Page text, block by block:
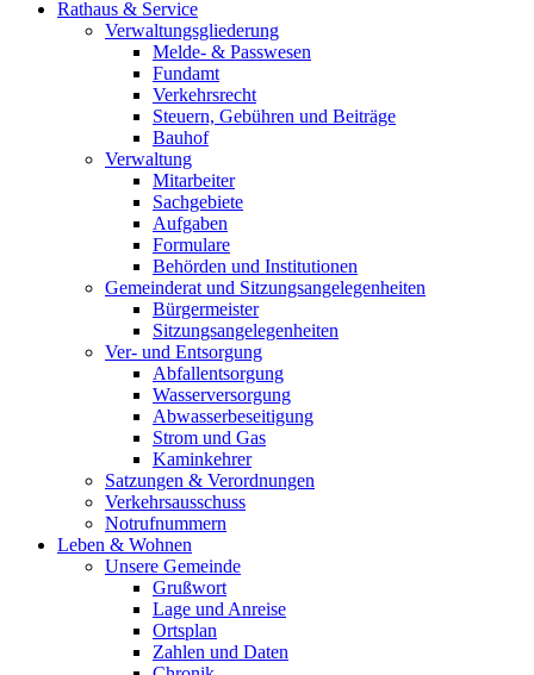
Rathaus & Service
Verwaltungsgliederung
Melde- & Passwesen
Fundamt
Verkehrsrecht
Steuern, Gebühren und Beiträge
Bauhof
Verwaltung
Mitarbeiter
Sachgebiete
Aufgaben
Formulare
Behörden und Institutionen
Gemeinderat und Sitzungsangelegenheiten
Bürgermeister
Sitzungsangelegenheiten
Ver- und Entsorgung
Abfallentsorgung
Wasserversorgung
Abwasserbeseitigung
Strom und Gas
Kaminkehrer
Satzungen & Verordnungen
Verkehrsausschuss
Notrufnummern
Leben & Wohnen
Unsere Gemeinde
Grußwort
Lage und Anreise
Ortsplan
Zahlen und Daten